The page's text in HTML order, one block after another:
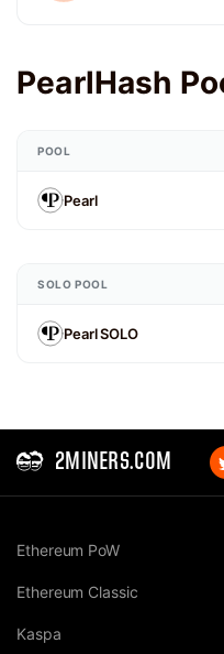
PearlHash
POOL
Pearl
SOLO POOL
Pearl SOLO
2MINERS.COM
Ethereum PoW
Ethereum Classic
Kaspa